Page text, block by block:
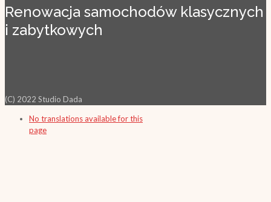
Renowacja samochodów klasycznych
i zabytkowych
(C) 2022 Studio Dada
No translations available for this
page